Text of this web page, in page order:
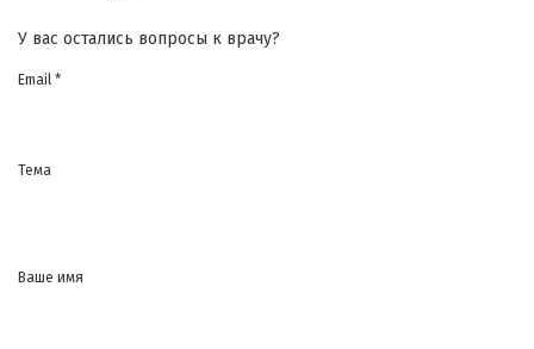
У вас остались вопросы к врачу?
Email *
Тема
Ваше имя